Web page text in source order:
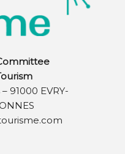
91000 EVRY-